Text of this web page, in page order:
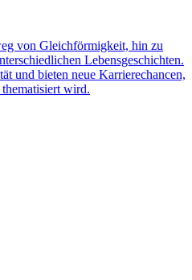
von Gleichförmigkeit, hin zu
Lebensgeschichten.
und bieten neue Karrierechancen,
wird.